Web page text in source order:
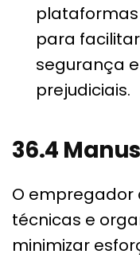
para
segurança
prejudiciais.
36.4
O
técnicas e
minimizar